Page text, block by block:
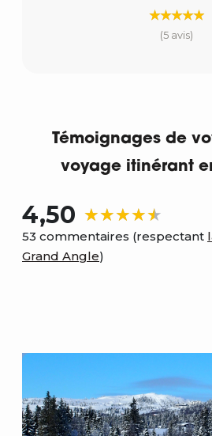
(5 avis)
Témoignages de
voyage itinérant
4,50
53 commentaires (respectant
Grand Angle)